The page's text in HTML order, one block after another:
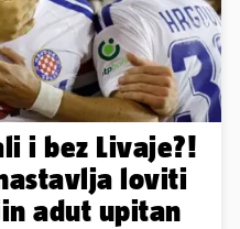
i bez Livaje?!
loviti
adut upitan